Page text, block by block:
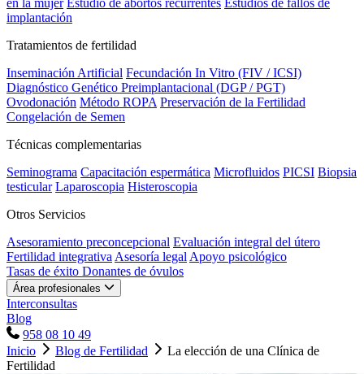
en la mujer Estudio de abortos recurrentes Estudios de fallos de
implantación
Tratamientos de fertilidad
Inseminación Artificial Fecundación In Vitro (FIV / ICSI)
Diagnóstico Genético Preimplantacional (DGP / PGT)
Ovodonación Método ROPA Preservación de la Fertilidad
Congelación de Semen
Técnicas complementarias
Seminograma Capacitación espermática Microfluidos PICSI Biopsia
testicular Laparoscopia Histeroscopia
Otros Servicios
Asesoramiento preconcepcional Evaluación integral del útero
Fertilidad integrativa Asesoría legal Apoyo psicológico
Tasas de éxito Donantes de óvulos
Área profesionales
Interconsultas
Blog
958 08 10 49
Inicio
Blog de Fertilidad
La elección de una Clínica de
Fertilidad